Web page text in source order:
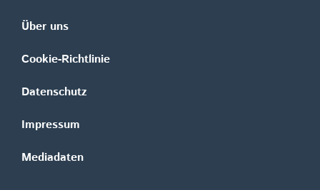
Über uns
Cookie-Richtlinie
Datenschutz
Impressum
Mediadaten